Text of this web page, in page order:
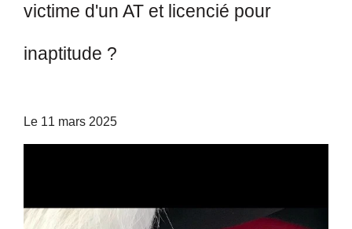
victime d'un AT et licencié pour
inaptitude ?
Le 11 mars 2025